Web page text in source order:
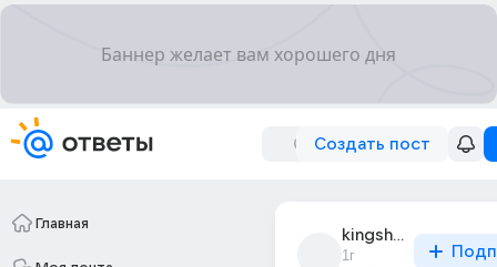
Создать пост
Главная
kingshavelmaster42
1г